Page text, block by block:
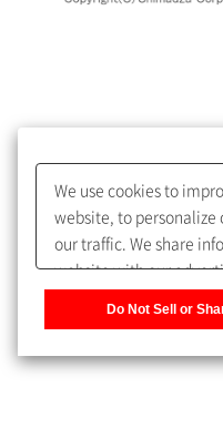
めします。
My SHIMADZU for
取扱説明書・Webinarな
うになります。
We use cookies to
website, to personalize
our traffic. We share
website with our
Do Not Sell or